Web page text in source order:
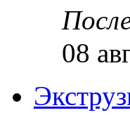
08